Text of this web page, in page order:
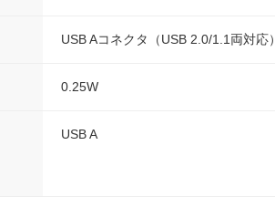
USB Aコネクタ（USB 2.0/1.1両対応）
0.25W
USB A